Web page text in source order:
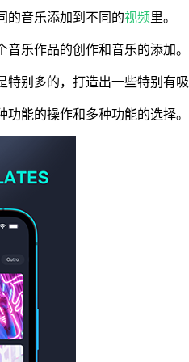
的音乐添加到不同的视频里。
乐作品的创作和音乐的添加。
别多的，打造出一些特别有吸
能的操作和多种功能的选择。